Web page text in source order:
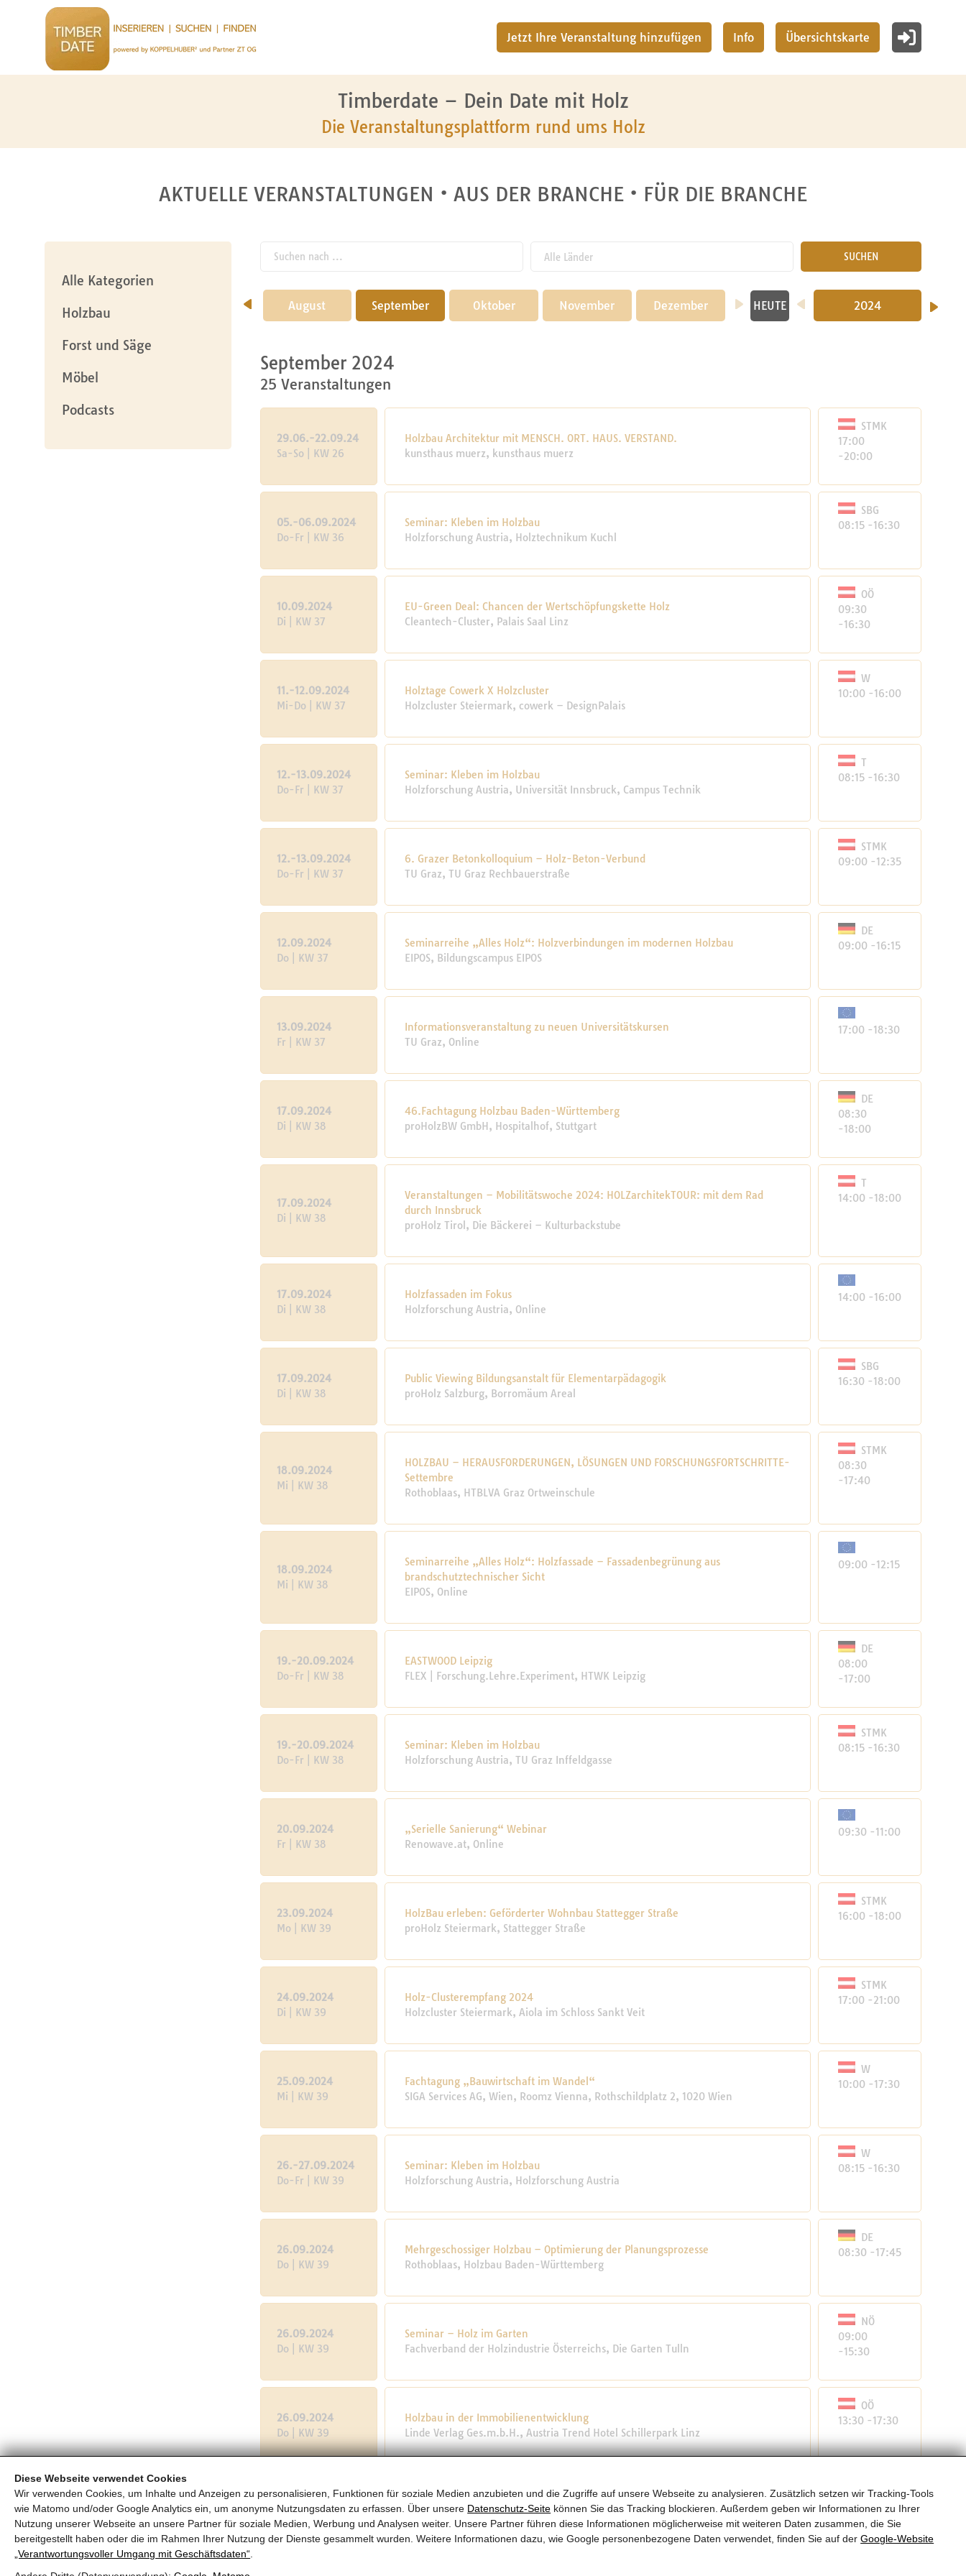
Diese Webseite verwendet Cookies
Wir verwenden Cookies, um Inhalte und Anzeigen zu personalisieren, Funktionen für soziale Medien anzubieten und die Zugriffe auf unsere Webseite zu analysieren. Zusätzlich setzen wir Tracking-Tools
wie Matomo und/oder Google Analytics ein, um anonyme Nutzungsdaten zu erfassen. Über unsere Datenschutz-Seite können Sie das Tracking blockieren. Außerdem geben wir Informationen zu Ihrer
Nutzung unserer Webseite an unsere Partner für soziale Medien, Werbung und Analysen weiter. Unsere Partner führen diese Informationen möglicherweise mit weiteren Daten zusammen, die Sie
bereitgestellt haben oder die im Rahmen Ihrer Nutzung der Dienste gesammelt wurden. Weitere Informationen dazu, wie Google personenbezogene Daten verwendet, finden Sie auf derGoogle‑Website
„Verantwortungsvoller Umgang mit Geschäftsdaten“
Jetzt Ihre Veranstaltung hinzufügen Info Übersichtskarte
Timberdate – Dein Date mit Holz
Die Veranstaltungsplattform rund ums Holz
AKTUELLE VERANSTALTUNGEN • AUS DER BRANCHE • FÜR DIE BRANCHE
Alle Kategorien
Holzbau
Forst und Säge
Möbel
Podcasts
Suchen nach ...
pw_l
SUCHEN
August September Oktober November Dezember HEUTE 2024
September 2024
25 Veranstaltungen
29.06.-22.09.24
Sa-So | KW 26
Holzbau Architektur mit MENSCH. ORT. HAUS. VERSTAND.
kunsthaus muerz, kunsthaus muerz
STMK
17:00
-20:00
05.-06.09.2024
Do-Fr | KW 36
Seminar: Kleben im Holzbau
Holzforschung Austria, Holztechnikum Kuchl
SBG
08:15 -16:30
10.09.2024
Di | KW 37
EU-Green Deal: Chancen der Wertschöpfungskette Holz
Cleantech-Cluster, Palais Saal Linz
OÖ
09:30
-16:30
11.-12.09.2024
Mi-Do | KW 37
Holztage Cowerk X Holzcluster
Holzcluster Steiermark, cowerk – DesignPalais
W
10:00 -16:00
12.-13.09.2024
Do-Fr | KW 37
Seminar: Kleben im Holzbau
Holzforschung Austria, Univer­sität Inns­bruck, Campus Technik
T
08:15 -16:30
12.-13.09.2024
Do-Fr | KW 37
6. Grazer Betonkolloquium – Holz-Beton-Verbund
TU Graz, TU Graz Rechbauerstraße
STMK
09:00 -12:35
12.09.2024
Do | KW 37
Seminarreihe „Alles Holz“: Holzverbindungen im modernen Holzbau
EIPOS, Bildungscampus EIPOS
DE
09:00 -16:15
13.09.2024
Fr | KW 37
Informationsveranstaltung zu neuen Universitätskursen
TU Graz, Online
17:00 -18:30
17.09.2024
Di | KW 38
46.Fachtagung Holzbau Baden-Württemberg
proHolzBW GmbH, Hospitalhof, Stuttgart
DE
08:30
-18:00
17.09.2024
Di | KW 38
Veranstaltungen – Mobilitätswoche 2024: HOLZarchitekTOUR: mit dem Rad
durch Innsbruck
proHolz Tirol, Die Bäckerei – Kulturbackstube
T
14:00 -18:00
17.09.2024
Di | KW 38
Holz­fas­saden im Fokus
Holzforschung Austria, Online
14:00 -16:00
17.09.2024
Di | KW 38
Public Viewing Bildungsanstalt für Elementarpädagogik
proHolz Salzburg, Borromäum Areal
SBG
16:30 -18:00
18.09.2024
Mi | KW 38
HOLZBAU – HERAUSFORDERUNGEN, LÖSUNGEN UND FORSCHUNGSFORTSCHRITTE-
Settembre
Rothoblaas, HTBLVA Graz Ortweinschule
STMK
08:30
-17:40
18.09.2024
Mi | KW 38
Seminarreihe „Alles Holz“: Holzfassade – Fassadenbegrünung aus
brandschutztechnischer Sicht
EIPOS, Online
09:00 -12:15
19.-20.09.2024
Do-Fr | KW 38
EASTWOOD Leipzig
FLEX | Forschung.Lehre.Experiment, HTWK Leipzig
DE
08:00
-17:00
19.-20.09.2024
Do-Fr | KW 38
Seminar: Kleben im Holzbau
Holzforschung Austria, TU Graz Inffeldgasse
STMK
08:15 -16:30
20.09.2024
Fr | KW 38
„Serielle Sanierung“ Webinar
Renowave.at, Online
09:30 -11:00
23.09.2024
Mo | KW 39
HolzBau erleben: Geförderter Wohnbau Stattegger Straße
proHolz Steiermark, Stattegger Straße
STMK
16:00 -18:00
24.09.2024
Di | KW 39
Holz-Clusterempfang 2024
Holzcluster Steiermark, Aiola im Schloss Sankt Veit
STMK
17:00 -21:00
25.09.2024
Mi | KW 39
Fachtagung „Bauwirtschaft im Wandel“
SIGA Services AG, Wien, Roomz Vienna, Rothschildplatz 2, 1020 Wien
W
10:00 -17:30
26.-27.09.2024
Do-Fr | KW 39
Seminar: Kleben im Holzbau
Holzforschung Austria, Holzforschung Austria
W
08:15 -16:30
26.09.2024
Do | KW 39
Mehrgeschossiger Holzbau – Optimierung der Planungsprozesse
Rothoblaas, Holzbau Baden-Württemberg
DE
08:30 -17:45
26.09.2024
Do | KW 39
Seminar – Holz im Garten
Fachverband der Holzindustrie Österreichs, Die Garten Tulln
NÖ
09:00
-15:30
26.09.2024
Do | KW 39
Holzbau in der Immobilienentwicklung
Linde Verlag Ges.m.b.H., Austria Trend Hotel Schillerpark Linz
OÖ
13:30 -17:30
26.09.2024
Do | KW 39
Modul 1: Weiterbildung im Holzbau – Wohnbau individuell und seriell
proHolz Austria, Online
17:00 -19:00